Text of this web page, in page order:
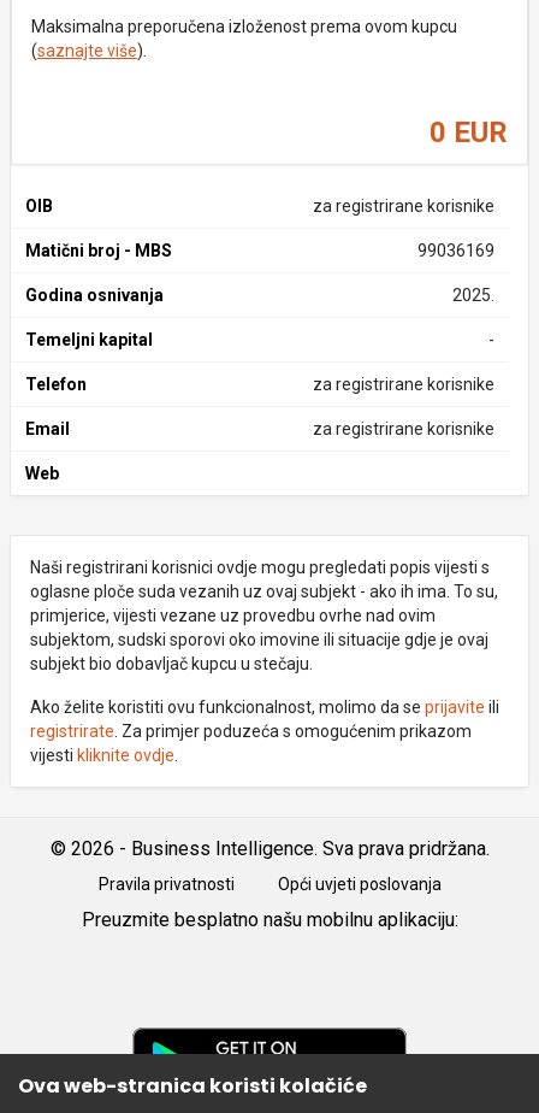
Maksimalna preporučena izloženost prema ovom kupcu
(saznajte više).
0 EUR
OIB za registrirane korisnike
Matični broj - MBS 99036169
Godina osnivanja 2025.
Temeljni kapital -
Telefon za registrirane korisnike
Email za registrirane korisnike
Web
Naši registrirani korisnici ovdje mogu pregledati popis vijesti s
oglasne ploče suda vezanih uz ovaj subjekt - ako ih ima. To su,
primjerice, vijesti vezane uz provedbu ovrhe nad ovim
subjektom, sudski sporovi oko imovine ili situacije gdje je ovaj
subjekt bio dobavljač kupcu u stečaju.
Ako želite koristiti ovu funkcionalnost, molimo da se prijavite ili
registrirate . Za primjer poduzeća s omogućenim prikazom
vijesti kliknite ovdje
© 2026 - Business Intelligence. Sva prava pridržana.
Pravila privatnosti Opći uvjeti poslovanja
Preuzmite besplatno našu mobilnu aplikaciju:
Ova web-stranica koristi kolačiće